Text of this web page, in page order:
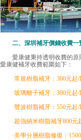
二、 深圳補牙價錢收費一
愛康健秉持透明收費的原
愛康健補牙收費範圍如下：
·常規樹脂補牙：300元起/
·玻璃離子補牙：300元起/
·聲波樹脂補牙：550元起/
·超強納米樹脂補牙800元
·美學分層樹脂修復：1500